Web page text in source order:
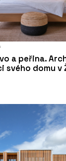
a peřina.
svého domu v